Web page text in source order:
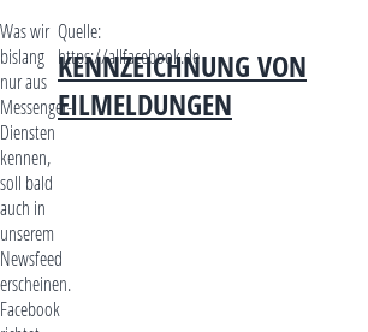
Was wir
bislang
nur aus
Messenger-
Diensten
kennen,
soll bald
auch in
unserem
Newsfeed
erscheinen.
Facebook
Quelle:
https://allfacebook.de
KENNZEICHNUNG VON
EILMELDUNGEN